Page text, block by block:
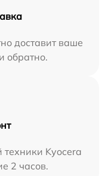
доставит ваше
обратно.
техники Kyocera
2 часов.